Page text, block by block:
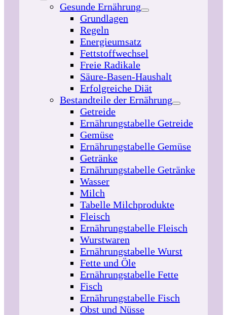
Gesunde Ernährung
Grundlagen
Regeln
Energieumsatz
Fettstoffwechsel
Freie Radikale
Säure-Basen-Haushalt
Erfolgreiche Diät
Bestandteile der Ernährung
Getreide
Ernährungstabelle Getreide
Gemüse
Ernährungstabelle Gemüse
Getränke
Ernährungstabelle Getränke
Wasser
Milch
Tabelle Milchprodukte
Fleisch
Ernährungstabelle Fleisch
Wurstwaren
Ernährungstabelle Wurst
Fette und Öle
Ernährungstabelle Fette
Fisch
Ernährungstabelle Fisch
Obst und Nüsse